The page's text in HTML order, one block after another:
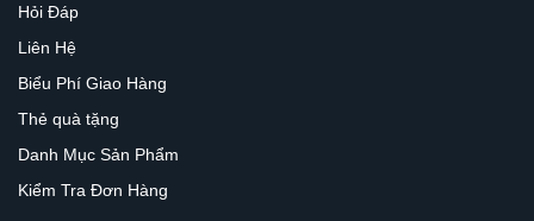
Hỏi Đáp
Liên Hệ
Biểu Phí Giao Hàng
Thẻ quà tặng
Danh Mục Sản Phẩm
Kiểm Tra Đơn Hàng